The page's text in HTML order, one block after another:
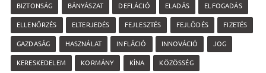
BIZTONSÁG BÁNYÁSZAT DEFLÁCIÓ ELADÁS ELFOGADÁS
ELLENŐRZÉS ELTERJEDÉS FEJLESZTÉS FEJLŐDÉS FIZETÉS
GAZDASÁG HASZNÁLAT INFLÁCIÓ INNOVÁCIÓ JOG
KERESKEDELEM KORMÁNY KÍNA KÖZÖSSÉG